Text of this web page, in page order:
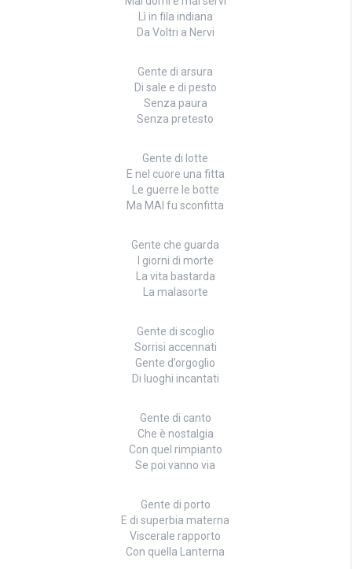
Lì in fila indiana
Da Voltri a Nervi
Gente di arsura
Di sale e di pesto
Senza paura
Senza pretesto
Gente di lotte
E nel cuore una fitta
Le guerre le botte
Ma MAI fu sconfitta
Gente che guarda
I giorni di morte
La vita bastarda
La malasorte
Gente di scoglio
Sorrisi accennati
Gente d’orgoglio
Di luoghi incantati
Gente di canto
Che è nostalgia
Con quel rimpianto
Se poi vanno via
Gente di porto
E di superbia materna
Viscerale rapporto
Con quella Lanterna